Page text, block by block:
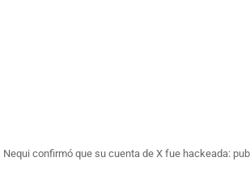
Nequi confirmó que su cuenta de X fue hackeada: